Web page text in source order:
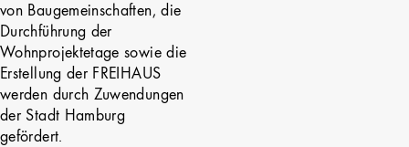
von Baugemeinschaften, die
Durchführung der
Wohnprojektetage sowie die
Erstellung der FREIHAUS
werden durch Zuwendungen
der Stadt Hamburg
gefördert.